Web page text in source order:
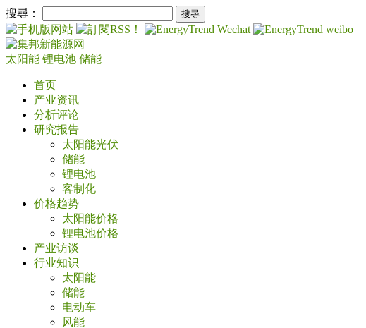
搜尋：
太阳能 锂电池 储能
首页
产业资讯
分析评论
研究报告
太阳能光伏
储能
锂电池
客制化
价格趋势
太阳能价格
锂电池价格
产业访谈
行业知识
太阳能
储能
电动车
风能